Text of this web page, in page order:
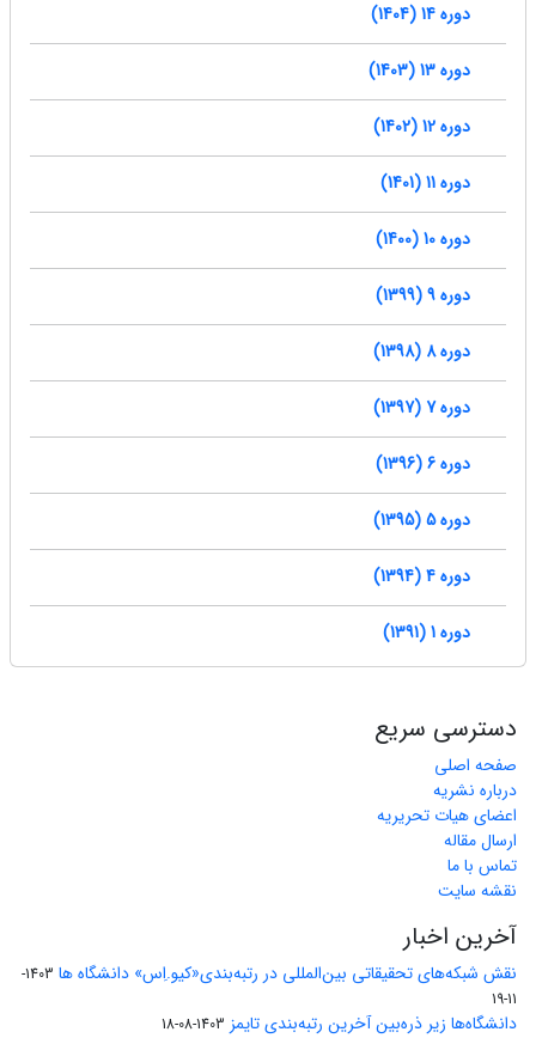
دوره 14 (1404)
دوره 13 (1403)
دوره 12 (1402)
دوره 11 (1401)
دوره 10 (1400)
دوره 9 (1399)
دوره 8 (1398)
دوره 7 (1397)
دوره 6 (1396)
دوره 5 (1395)
دوره 4 (1394)
دوره 1 (1391)
دسترسی سریع
صفحه اصلی
درباره نشریه
اعضای هیات تحریریه
ارسال مقاله
تماس با ما
نقشه سایت
آخرین اخبار
نقش شبکه‌های تحقیقاتی بین‌المللی در رتبه‌بندی«کیو.اِس» دانشگاه ها
1403-
11-19
دانشگاه‌ها زیر ذره‌بین آخرین رتبه‌بندی تایمز 1403-08-18